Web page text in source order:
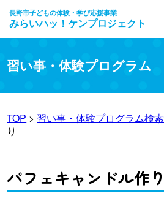
長野市子どもの体験・学び応援事業
みらいハッ！ケンプロジェクト
習い事・体験プログラム
TOP > 習い事・体験プログラム検索
り
パフェキャンドル作り